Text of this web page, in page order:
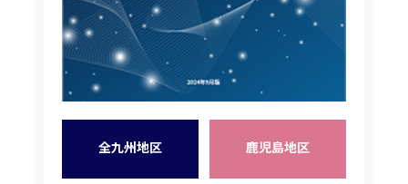
全九州地区 鹿児島地区